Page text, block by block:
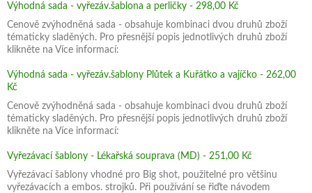
Výhodná sada - vyřezáv.šablona a perličky - 298,00 Kč
Cenově zvýhodněná sada - obsahuje kombinaci dvou druhů zboží
tématicky sladěných. Pro přesnější popis jednotlivých druhů zboží
klikněte na Více informací:
Výhodná sada - vyřezáv.šablony Plůtek a Kuřátko a vajíčko - 262,00
Kč
Cenově zvýhodněná sada - obsahuje kombinaci dvou druhů zboží
tématicky sladěných. Pro přesnější popis jednotlivých druhů zboží
klikněte na Více informací:
Vyřezávací šablony - Lékařská souprava (MD) - 251,00 Kč
Vyřezávací šablony vhodné pro Big shot, použitelné pro většinu
vyřezávacích a embos. strojků. Při používání se řiďte návodem